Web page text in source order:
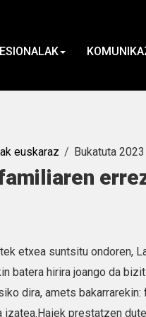
euskaraz Bukatuta 2023
etxea suntsitu ondoren,
batera hirira joango da
dira, amets
izatea.Haiek prestatzen